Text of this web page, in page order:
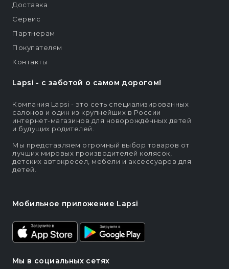
Lapsi - c заботой о самом дорогом!
Компания Lapsi - это сеть специализированных
салонов и один из крупнейших в России
интернет-магазинов для новорождённых детей
и будущих родителей.
Мы представляем огромный выбор товаров от
лучших мировых производителей колясок,
детских автокресел, мебели и аксессуаров для
детей.
Мобильное приложение Lapsi
Мы в социальных сетях
Доставка
Сервис
Партнерам
Покупателям
Контакты